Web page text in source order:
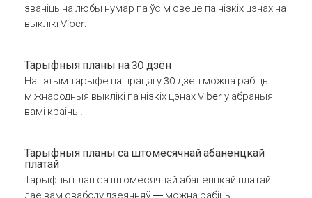
званіць на любы нумар па ўсім свеце па нізкіх цэнах на
выклікі Viber.
Тарыфныя планы на 30 дзён
На гэтым тарыфе на працягу 30 дзён можна рабіць
міжнародныя выклікі па нізкіх цэнах Viber у абраныя
вамі краіны.
Тарыфныя планы са штомесячнай абаненцкай
платай
Тарыфны план са штомесячнай абаненцкай платай
дае вам свабоду дзеянняў — можна рабіць